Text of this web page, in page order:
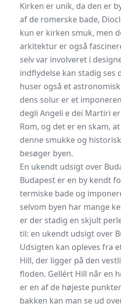
Kirken er unik, da den er
af de romerske bade,
kun er kirken smuk, men
arkitektur er også
selv var involveret i
indflydelse kan stadig ses
huser også et
dens solur er et
degli Angeli e dei Martiri
Rom, og det er en skam,
denne smukke og
besøger byen.
En ukendt udsigt over
Budapest er en by kendt
termiske bade og
selvom byen har mange
er der stadig en skjult
til: en ukendt udsigt over
Udsigten kan opleves fra
Hill, der ligger på den
floden. Gellért Hill når en
er en af de højeste
bakken kan man se ud